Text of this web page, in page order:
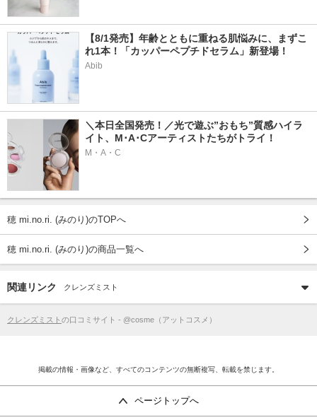
【8/1発売】年齢とともに重ねる肌悩みに、まずこ
れ1本！「カッパーペプチドセラム」新登場！
Abib
＼本日全国発売！／光で遊ぶ”おもち”質感ハイラ
イト、M･A･Cアーティストたちがトライ！
M・A・C
穂 mi.no.ri. (みのり)のTOPへ
穂 mi.no.ri. (みのり)の商品一覧へ
関連リンク クレンズミスト
クレンズミスト の口コミサイト - @cosme（アットコスメ）
掲載の情報・画像など、すべてのコンテンツの無断複写、転載を禁じます。
ページトップへ